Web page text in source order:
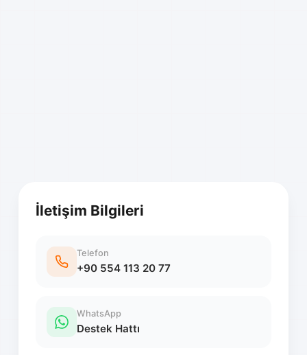
İletişim Bilgileri
Telefon
+90 554 113 20 77
WhatsApp
Destek Hattı